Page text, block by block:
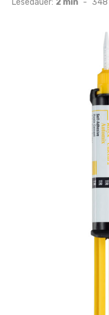
Lesedauer: 2 min - 348